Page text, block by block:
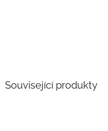
Související produkty